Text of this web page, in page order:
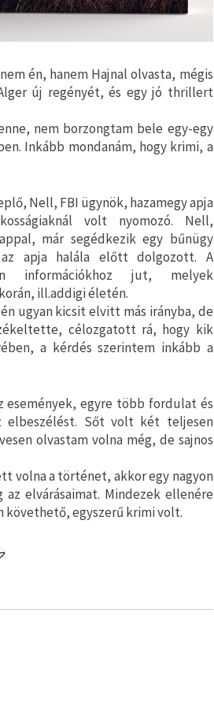
én, hanem Hajnal olvasta, mégis
új regényét, és egy jó thrillert
nem borzongtam bele egy-egy
Inkább mondanám, hogy krimi, a
Nell, FBI ügynök, hazamegy apja
volt nyomozó. Nell,
már segédkezik egy bűnügy
az apja halála előtt dolgozott. A
információkhoz jut, melyek
ill.addigi életén.
ugyan kicsit elvitt más irányba, de
célozgatott rá, hogy kik
a kérdés szerintem inkább a
események, egyre több fordulat és
elbeszélést. Sőt volt két teljesen
olvastam volna még, de sajnos
volna a történet, akkor egy nagyon
elvárásaimat. Mindezek ellenére
követhető, egyszerű krimi volt.